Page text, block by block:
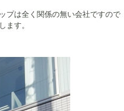
プは全く関係の無い会社ですので
ます。